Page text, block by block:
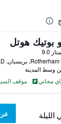
بوتيك هوتل
9.0
مجاني
موقف